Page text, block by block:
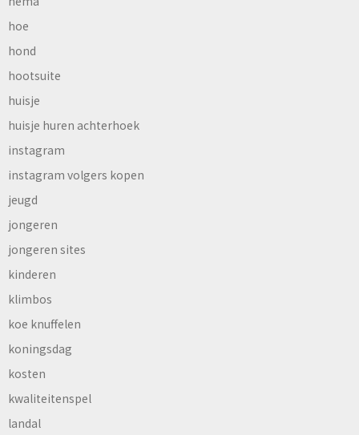
hoe
hond
hootsuite
huisje
huisje huren achterhoek
instagram
instagram volgers kopen
jeugd
jongeren
jongeren sites
kinderen
klimbos
koe knuffelen
koningsdag
kosten
kwaliteitenspel
landal